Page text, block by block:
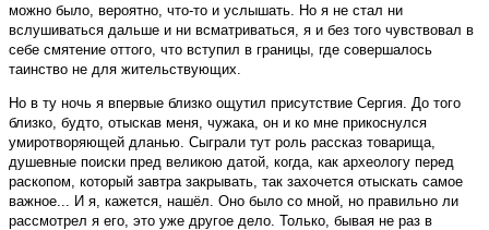
можно было, вероятно, что-то и услышать. Но я не стал ни
вслушиваться дальше и ни всматриваться, я и без того чувствовал в
себе смятение оттого, что вступил в границы, где совершалось
таинство не для жительствующих.
Но в ту ночь я впервые близко ощутил присутствие Сергия. До того
близко, будто, отыскав меня, чужака, он и ко мне прикоснулся
умиротворяющей дланью. Сыграли тут роль рассказ товарища,
душевные поиски пред великою датой, когда, как археологу перед
раскопом, который завтра закрывать, так захочется отыскать самое
важное... И я, кажется, нашёл. Оно было со мной, но правильно ли
рассмотрел я его, это уже другое дело. Только, бывая не раз в